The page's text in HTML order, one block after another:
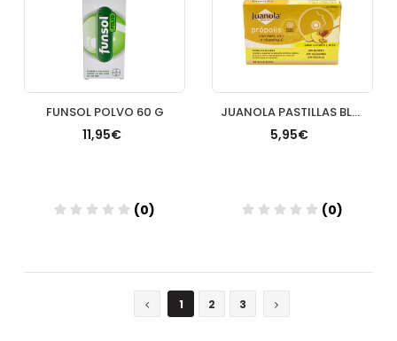
FUNSOL POLVO 60 G
11,95€
(0)
JUANOLA PASTILLAS BLANDAS PROPOLIS MIEL VIT C ZINC 4
5,95€
(0)
1
2 3